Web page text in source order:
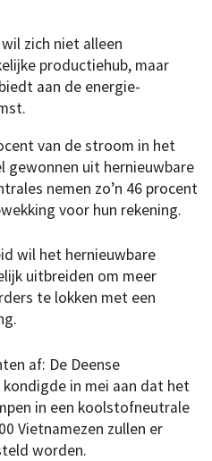
zich niet alleen
productiehub, maar
aan de energie-
van de stroom in het
gewonnen uit hernieuwbare
nemen zo’n 46 procent
voor hun rekening.
wil het hernieuwbare
uitbreiden om meer
te lokken met een
af: De Deense
in mei aan dat het
in een koolstofneutrale
Vietnamezen zullen er
worden.